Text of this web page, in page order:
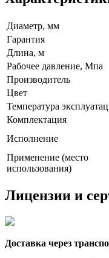
Диаметр, мм
Гарантия
Длина, м
Рабочее давление, Мпа
Производитель
Цвет
Температура
Комплектация
Исполнение
Применение (место
использования)
Лицензии и
Доставка через